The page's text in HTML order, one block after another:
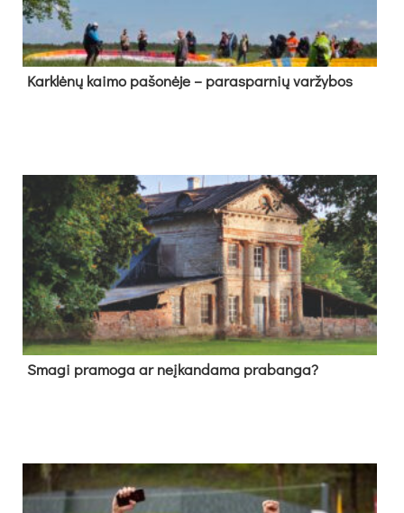
Kark­lė­nų kai­mo pa­šo­nė­je – pa­ras­par­nių var­žy­bos
Sma­gi pra­mo­ga ar neį­kan­da­ma pra­ban­ga?